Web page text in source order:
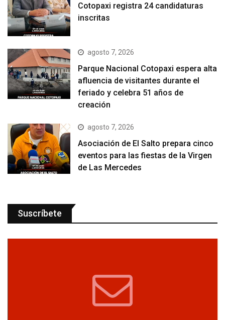
Cotopaxi registra 24 candidaturas
inscritas
agosto 7, 2026
Parque Nacional Cotopaxi espera alta
afluencia de visitantes durante el
feriado y celebra 51 años de
creación
agosto 7, 2026
Asociación de El Salto prepara cinco
eventos para las fiestas de la Virgen
de Las Mercedes
Suscríbete